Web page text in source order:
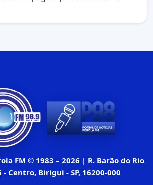
FM © 1983 – 2026 | R. Barão do Rio
- Centro, Birigui - SP, 16200-000